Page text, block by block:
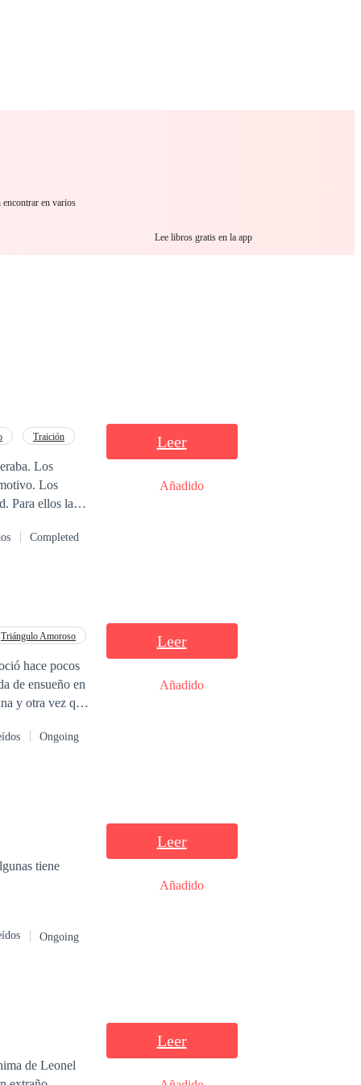
en varios
Lee libros gratis en la app
Traición
Los
Los
Para ellos las
aunqueCompleted
Leer
Añadido
Triángulo Amoroso
hace pocos
de ensueño en
y otra vez que
Ongoing
Leer
Añadido
tiene
Ongoing
Leer
Añadido
de Leonel
Leer